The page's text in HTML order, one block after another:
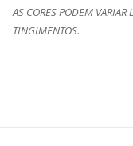
AS CORES PODEM
TINGIMENTOS.